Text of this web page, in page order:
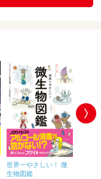
世界一やさしい！ 微
生物図鑑